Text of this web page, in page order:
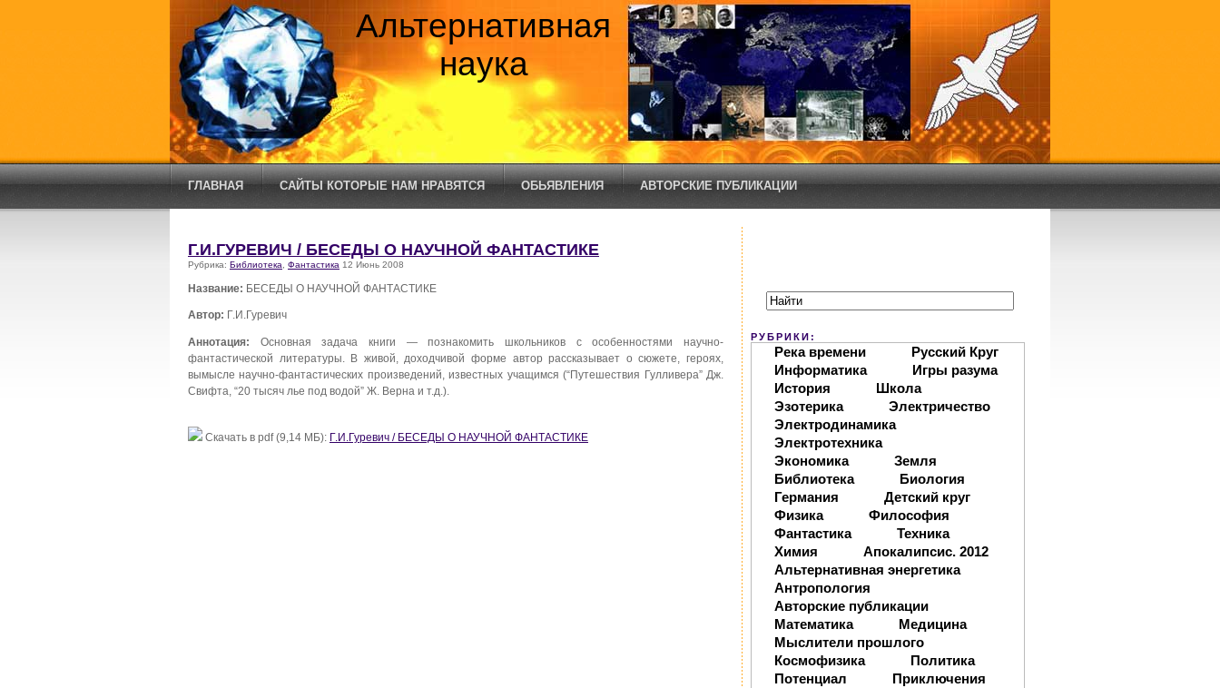
Альтернативная
наука
ГЛАВНАЯ САЙТЫ КОТОРЫЕ НАМ НРАВЯТСЯ ОБЬЯВЛЕНИЯ АВТОРСКИЕ ПУБЛИКАЦИИ
Г.И.ГУРЕВИЧ / БЕСЕДЫ О НАУЧНОЙ ФАНТАСТИКЕ
Рубрика: Библиотека Фантастика 12 Июнь 2008
Название: БЕСЕДЫ О НАУЧНОЙ ФАНТАСТИКЕ
Автор: Г.И.Гуревич
Аннотация: Основная задача книги — познакомить школьников с особенностями научно-
фантастической литературы. В живой, доходчивой форме автор рассказывает о сюжете, героях,
вымысле научно-фантастических произведений, известных учащимся (“Путешествия Гулливера” Дж.
Свифта, “20 тысяч лье под водой” Ж. Верна и т.д.).
Скачать в pdf (9,14 МБ): Г.И.Гуревич / БЕСЕДЫ О НАУЧНОЙ ФАНТАСТИКЕ
РУБРИКИ:
Река времени
Русский Круг
Информатика
Игры разума
История
Школа
Эзотерика
Электричество
Электродинамика
Электротехника
Экономика
Земля
Библиотека
Биология
Германия
Детский круг
Физика
Философия
Фантастика
Техника
Химия
Апокалипсис. 2012
Альтернативная энергетика
Антропология
Авторские публикации
Математика
Медицина
Мыслители прошлого
Космофизика
Политика
Потенциал
Приключения